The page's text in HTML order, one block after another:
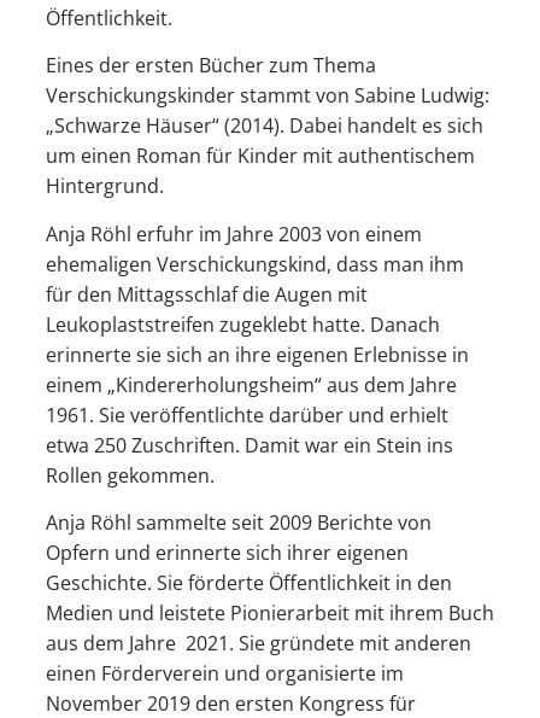
Öffentlichkeit.
Eines der ersten Bücher zum Thema
Verschickungskinder stammt von Sabine Ludwig:
„Schwarze Häuser“ (2014). Dabei handelt es sich
um einen Roman für Kinder mit authentischem
Hintergrund.
Anja Röhl erfuhr im Jahre 2003 von einem
ehemaligen Verschickungskind, dass man ihm
für den Mittagsschlaf die Augen mit
Leukoplaststreifen zugeklebt hatte. Danach
erinnerte sie sich an ihre eigenen Erlebnisse in
einem „Kindererholungsheim“ aus dem Jahre
1961. Sie veröffentlichte darüber und erhielt
etwa 250 Zuschriften. Damit war ein Stein ins
Rollen gekommen.
Anja Röhl sammelte seit 2009 Berichte von
Opfern und erinnerte sich ihrer eigenen
Geschichte. Sie förderte Öffentlichkeit in den
Medien und leistete Pionierarbeit mit ihrem Buch
aus dem Jahre 2021. Sie gründete mit anderen
einen Förderverein und organisierte im
November 2019 den ersten Kongress für